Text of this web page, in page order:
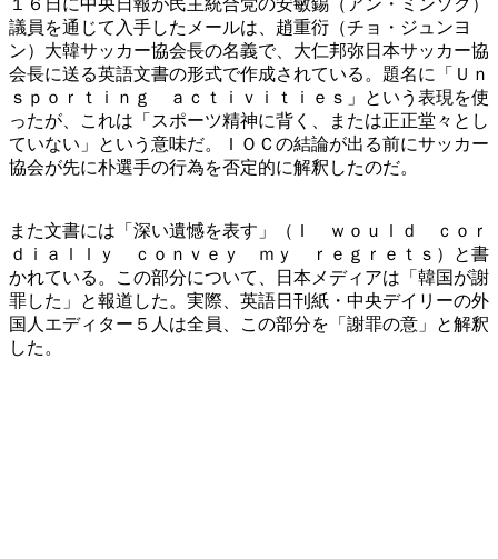
議員を通じて入手したメールは、趙重衍（チョ・ジュンヨ
ン）大韓サッカー協会長の名義で、大仁邦弥日本サッカー協
会長に送る英語文書の形式で作成されている。題名に「Ｕｎ
ｓｐｏｒｔｉｎｇ ａｃｔｉｖｉｔｉｅｓ」という表現を使
ったが、これは「スポーツ精神に背く、または正正堂々とし
ていない」という意味だ。ＩＯＣの結論が出る前にサッカー
協会が先に朴選手の行為を否定的に解釈したのだ。
また文書には「深い遺憾を表す」（Ｉ ｗｏｕｌｄ ｃｏｒ
ｄｉａｌｌｙ ｃｏｎｖｅｙ ｍｙ ｒｅｇｒｅｔｓ）と書
かれている。この部分について、日本メディアは「韓国が謝
罪した」と報道した。実際、英語日刊紙・中央デイリーの外
国人エディター５人は全員、この部分を「謝罪の意」と解釈
した。